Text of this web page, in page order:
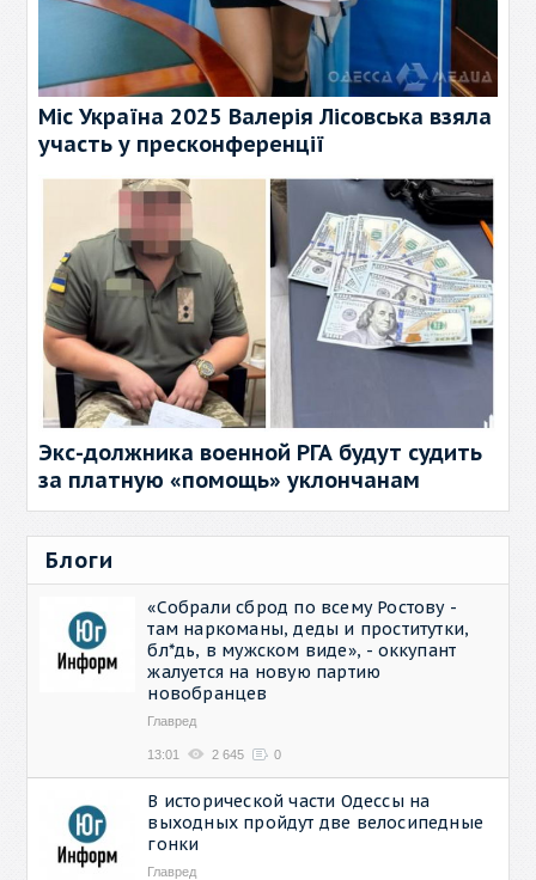
Міс Україна 2025 Валерія Лісовська взяла
участь у пресконференції
Экс-должника военной РГА будут судить
за платную «помощь» уклончанам
Блоги
«Собрали сброд по всему Ростову -
там наркоманы, деды и проститутки,
бл*дь, в мужском виде», - оккупант
жалуется на новую партию
новобранцев
Главред
13:01 2 645 0
В исторической части Одессы на
выходных пройдут две велосипедные
гонки
Главред